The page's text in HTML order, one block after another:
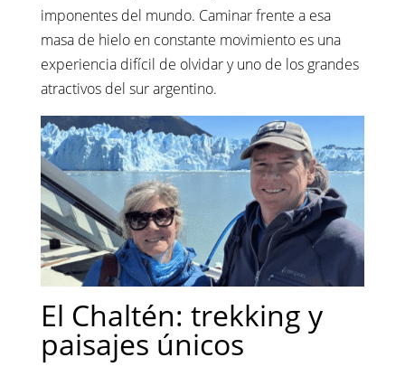
imponentes del mundo. Caminar frente a esa
masa de hielo en constante movimiento es una
experiencia difícil de olvidar y uno de los grandes
atractivos del sur argentino.
El Chaltén: trekking y
paisajes únicos